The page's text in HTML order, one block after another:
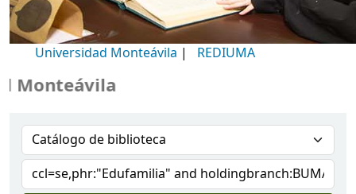
Universidad Monteávila | REDIUMA